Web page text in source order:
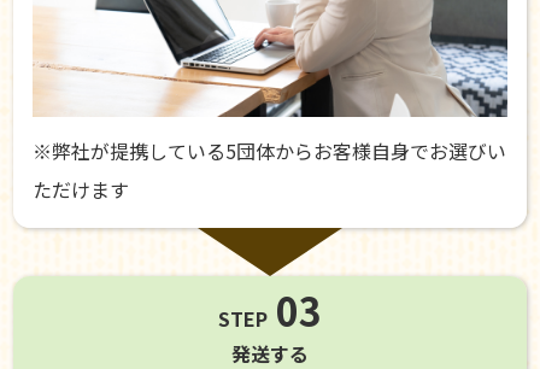
※弊社が提携している5団体からお客様自身でお選びい
ただけます
STEP 03
発送する